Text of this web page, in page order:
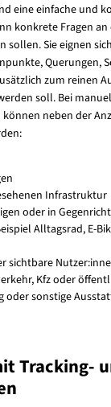
eine einfache und
konkrete Fragen
sollen. Sie eignen
Querungen,
zum reinen
soll. Bei
neben der
Infrastruktur
oder in
Alltagsrad, E-
sichtbare
Kfz oder
oder sonstige
Tracking-